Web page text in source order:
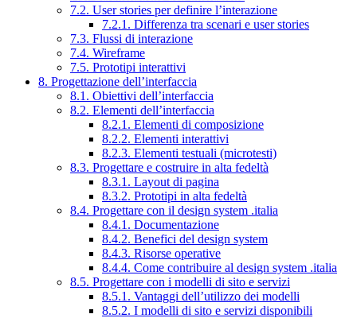
7.2. User stories per definire l’interazione
7.2.1. Differenza tra scenari e user stories
7.3. Flussi di interazione
7.4. Wireframe
7.5. Prototipi interattivi
8. Progettazione dell’interfaccia
8.1. Obiettivi dell’interfaccia
8.2. Elementi dell’interfaccia
8.2.1. Elementi di composizione
8.2.2. Elementi interattivi
8.2.3. Elementi testuali (microtesti)
8.3. Progettare e costruire in alta fedeltà
8.3.1. Layout di pagina
8.3.2. Prototipi in alta fedeltà
8.4. Progettare con il design system .italia
8.4.1. Documentazione
8.4.2. Benefici del design system
8.4.3. Risorse operative
8.4.4. Come contribuire al design system .italia
8.5. Progettare con i modelli di sito e servizi
8.5.1. Vantaggi dell’utilizzo dei modelli
8.5.2. I modelli di sito e servizi disponibili